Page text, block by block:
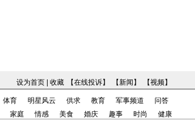
设为首页 收藏 【在线投诉】 【新闻 】 【视频】
体育 明星风云 供求 教育 军事频道
问答
家庭 情感 美食 婚庆 趣事 时尚 健康